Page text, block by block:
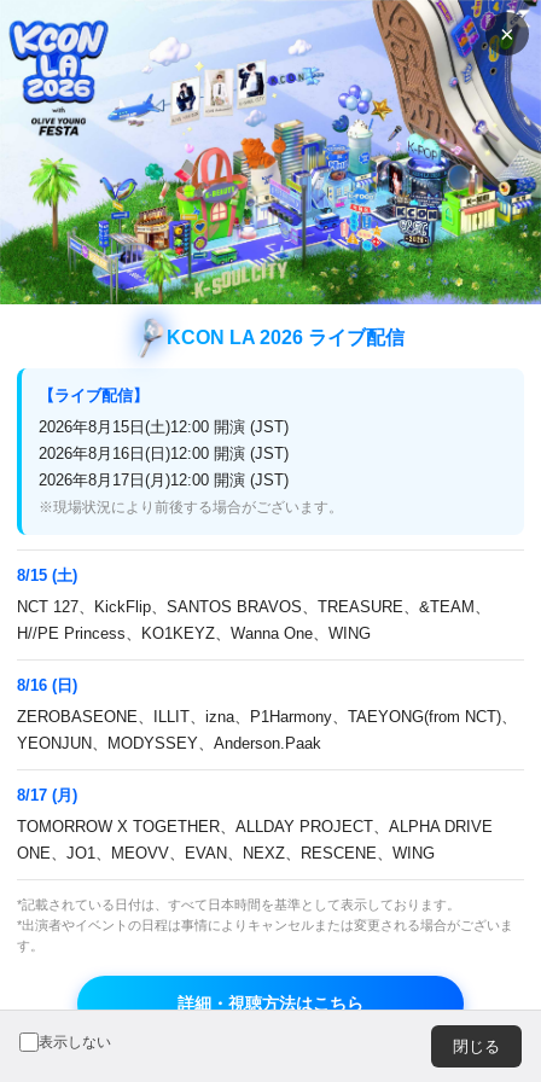
検索 視聴方法
検索 N.Flyingの検索結果
N.Flying 検索結果
企業情報
プライバシーポリシー
JASRAC 許諾番号
9013278002Y45037
X000470B01L
© CJ ENM Japan Inc. All Rights Reserved.
よりよいエクスペリエンスを提供するため、当ウェブサイト
Cookie の使用を承諾したものとみなされます。詳細につい
てはプライバシーポリシーをご覧ください。
OK
×
KCON LA 2026 ライブ配信
【ライブ配信】
2026年8月15日(土)12:00 開演 (JST)
2026年8月16日(日)12:00 開演 (JST)
2026年8月17日(月)12:00 開演 (JST)
※現場状況により前後する場合がございます。
8/15 (土)
NCT 127、KickFlip、SANTOS BRAVOS、TREASURE、&TEAM、
H//PE Princess、KO1KEYZ、Wanna One、WING
8/16 (日)
ZEROBASEONE、ILLIT、izna、P1Harmony、TAEYONG(from NCT)、
YEONJUN、MODYSSEY、Anderson.Paak
8/17 (月)
TOMORROW X TOGETHER、ALLDAY PROJECT、ALPHA DRIVE
ONE、JO1、MEOVV、EVAN、NEXZ、RESCENE、WING
*記載されている日付は、すべて日本時間を基準として表示しております。
*出演者やイベントの日程は事情によりキャンセルまたは変更される場合がございま
す。
詳細・視聴方法はこちら
表示しない 閉じる